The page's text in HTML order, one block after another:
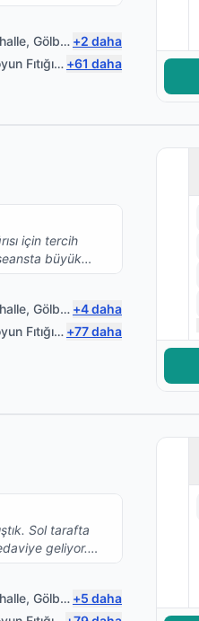
terapileri
Buna
beklemiyorum.
vardı.
, Gölbaşı )
+2 daha
Fıtığı,Omuz Bağ Yaralanması
+61 daha
için tercih
büyük
beyefendinin
, Gölbaşı )
+4daha
Fıtığı,Omuz Bağ Yaralanması
+77daha
Sol tarafta
geliyor.
ile çok
tavsiye
isterim.
, Gölbaşı )
+5 daha